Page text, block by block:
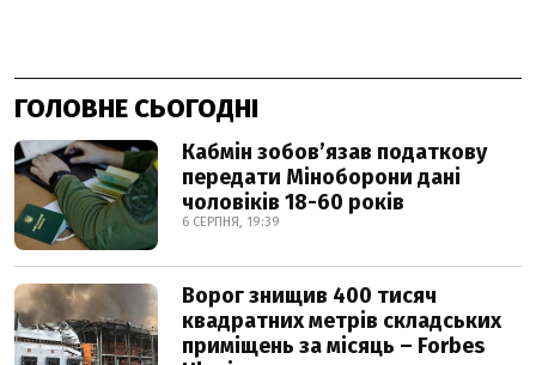
ГОЛОВНЕ СЬОГОДНІ
Кабмін зобовʼязав податкову
передати Міноборони дані
чоловіків 18-60 років
6 СЕРПНЯ, 19:39
Ворог знищив 400 тисяч
квадратних метрів складських
приміщень за місяць – Forbes